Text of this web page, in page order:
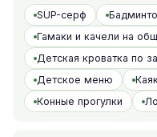
SUP-серф
Гамаки и качели на
Детская кроватка по
Детское меню
Конные прогулки